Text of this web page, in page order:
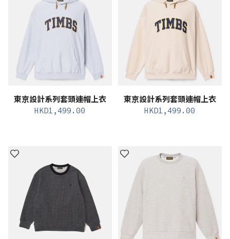
東京設計系列套頭連帽上衣
HKD1,499.00
東京設計系列套頭連帽上衣
HKD1,499.00